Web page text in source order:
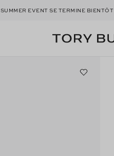
SUMMER EVENT SE TERMINE